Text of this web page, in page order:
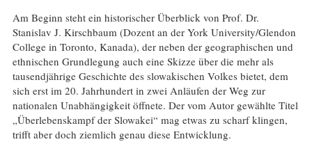
Am Beginn steht ein historischer Überblick von Prof. Dr.
Stanislav J. Kirschbaum (Dozent an der York University/Glendon
College in Toronto, Kanada), der neben der geographischen und
ethnischen Grundlegung auch eine Skizze über die mehr als
tausendjährige Geschichte des slowakischen Volkes bietet, dem
sich erst im 20. Jahrhundert in zwei Anläufen der Weg zur
nationalen Unabhängigkeit öffnete. Der vom Autor gewählte Titel
„Überlebenskampf der Slowakei“ mag etwas zu scharf klingen,
trifft aber doch ziemlich genau diese Entwicklung.